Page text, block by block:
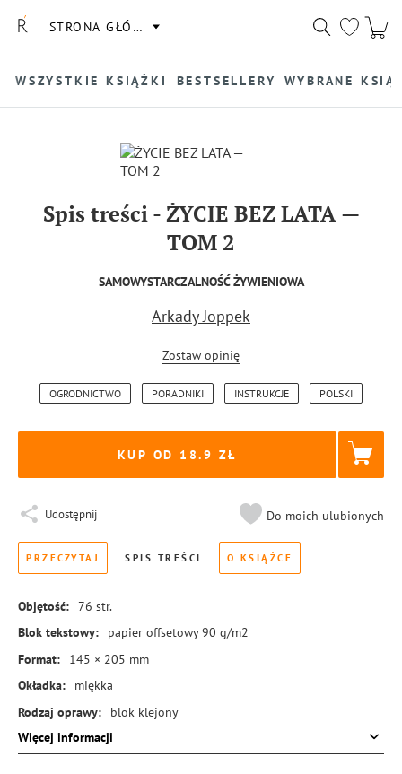
STRONA GŁÓWNA
WSZYSTKIE KSIĄŻKI BESTSELLERY WYBRANE
Spis treści-ŻYCIE BEZ LATA —
TOM 2
SAMOWYSTARCZALNOŚĆ ŻYWIENIOWA
Arkady Joppek
Zostaw opinię
OGRODNICTWO PORADNIKI INSTRUKCJE POLSKI
KUP OD 18.9
Udostępnij Do moich ulubionych
PRZECZYTAJ SPIS TREŚCI O KSIĄŻCE
Objętość: 76 str.
Blok tekstowy:
papier offsetowy 90 g/m2
Format:
145 × 205 mm
Okładka:
miękka
Rodzaj oprawy:
blok klejony
ISBN:
978-83-8440-574-1
Więcej informacji